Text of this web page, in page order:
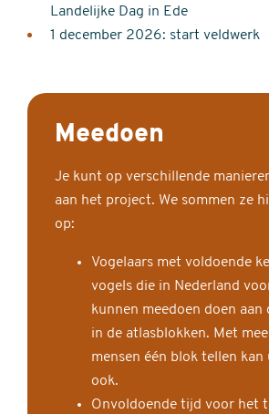
Landelijke Dag in Ede
1 december 2026: start veldwerk
Meedoen
Je kunt op verschillende
aan het project. We sommen ze
op:
Vogelaars met voldoende
vogels die in Nederland
kunnen meedoen doen aan
in de atlasblokken. Met
mensen één blok tellen kan
ook.
Onvoldoende tijd voor het